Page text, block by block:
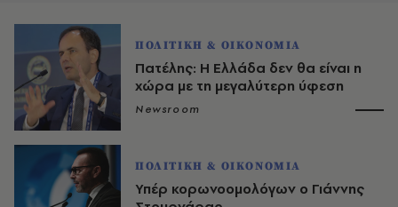
ΠΟΛΙΤΙΚΗ & ΟΙΚΟΝΟΜΙΑ
Πατέλης: Η Ελλάδα δεν θα είναι η
χώρα με τη μεγαλύτερη ύφεση
Newsroom
ΠΟΛΙΤΙΚΗ & ΟΙΚΟΝΟΜΙΑ
Υπέρ κορωνοομολόγων ο Γιάννης